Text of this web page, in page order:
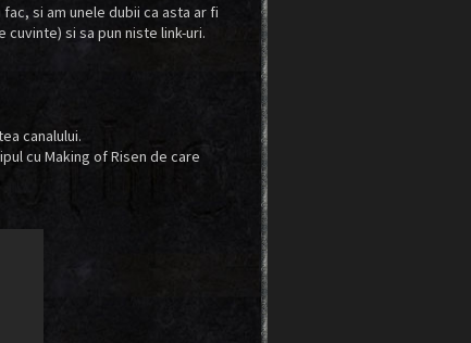
si am unele dubii ca asta ar fi
si sa pun niste link-uri.
canalului.
cu Making of Risen de care